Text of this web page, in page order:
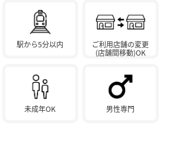
駅から5分以内
ご利用店舗の変更
(店舗間移動)OK
未成年OK 男性専門